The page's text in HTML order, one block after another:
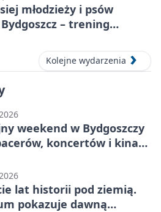
młodzieży i psów
– trening
Kolejne wydarzenia
weekend w Bydgoszczy
koncertów i kina
lat historii pod ziemią.
pokazuje dawną